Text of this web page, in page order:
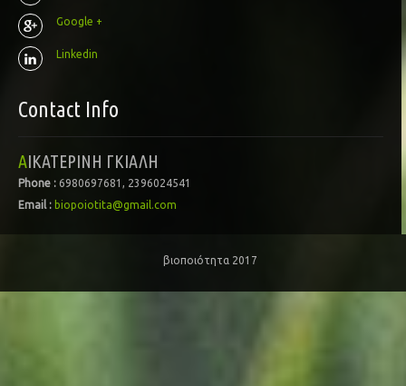
Google +
Linkedin
Contact Info
ΑΙΚΑΤΕΡΙΝΗ ΓΚΙΑΛΗ
Phone : 6980697681, 2396024541
Email : biopoiotita@gmail.com
βιοποιότητα 2017